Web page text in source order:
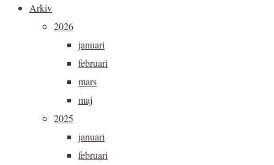
Arkiv
2026
januari
februari
mars
maj
2025
januari
februari